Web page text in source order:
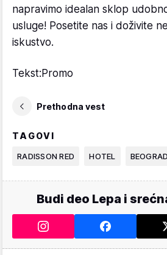
napravimo idealan sklop
usluge! Posetite nas i doživite
iskustvo.
Tekst:Promo
Prethodna vest
TAGOVI
RADISSON RED HOTEL BEOGRAD
Budi deo Lepa i